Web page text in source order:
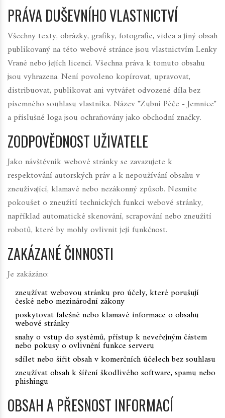
PRÁVA DUŠEVNÍHO VLASTNICTVÍ
Všechny texty, obrázky, grafiky, fotografie, videa a jiný obsah
publikovaný na této webové stránce jsou vlastnictvím Lenky
Vrané nebo jejích licencí. Všechna práva k tomuto obsahu
jsou vyhrazena. Není povoleno kopírovat, upravovat,
distribuovat, publikovat ani vytvářet odvozené díla bez
písemného souhlasu vlastníka. Název "Zubní Péče - Jemnice"
a příslušné loga jsou ochraňovány jako obchodní značky.
ZODPOVĚDNOST UŽIVATELE
Jako návštěvník webové stránky se zavazujete k
respektování autorských práv a k nepoužívání obsahu v
zneužívající, klamavé nebo nezákonný způsob. Nesmíte
pokoušet o zneužití technických funkcí webové stránky,
například automatické skenování, scrapování nebo zneužití
robotů, které by mohly ovlivnit její funkčnost.
ZAKÁZANÉ ČINNOSTI
Je zakázáno:
zneužívat webovou stránku pro účely, které porušují
české nebo mezinárodní zákony
poskytovat falešné nebo klamavé informace o obsahu
webové stránky
snahy o vstup do systémů, přístup k neveřejným částem
nebo pokusy o ovlivnění funkce serveru
sdílet nebo šířit obsah v komerčních účelech bez souhlasu
zneužívat obsah k šíření škodlivého software, spamu nebo
phishingu
OBSAH A PŘESNOST INFORMACÍ